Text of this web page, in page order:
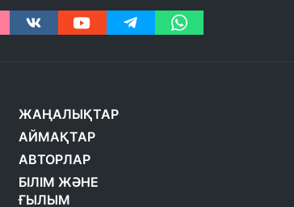
ЖАҢАЛЫҚТАР
АЙМАҚТАР
АВТОРЛАР
БІЛІМ ЖӘНЕ
ҒЫЛЫМ